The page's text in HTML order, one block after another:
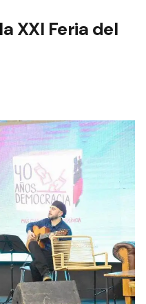
XXI Feria del